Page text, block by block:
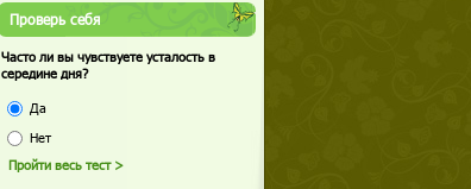
Проверь себя
Часто ли вы чувствуете усталость в
середине дня?
Да
Нет